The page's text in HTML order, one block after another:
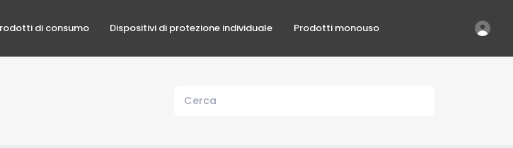
di consumo Dispositivi di protezione individuale Prodotti monouso